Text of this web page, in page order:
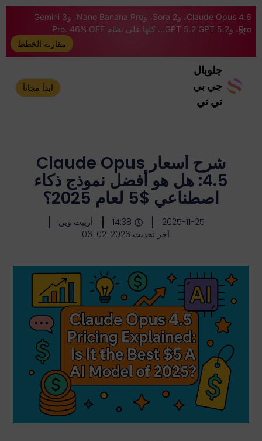
Claude Opus 4.6، وSora 2، وNano Banana Pro، وGemini 3
Pro، وGPT 5.2 GPT 5.2... كلها على نظام Pro. 46% OFF
مقارنة الخطط
جلوبال
جي بي
تي تي
ابدأ مجاناً
شرح أسعار Claude Opus
4.5: هل هو أفضل نموذج ذكاء
اصطناعي $5 لعام 2025؟
2025-11-25
14:38
أرييت وين
آخر تحديث 2026-02-06